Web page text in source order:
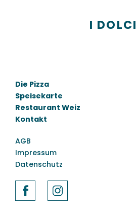
I DOLCI
Die Pizza
Speisekarte
Restaurant Weiz
Kontakt
AGB
Impressum
Datenschutz